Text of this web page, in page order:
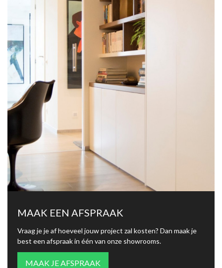
MAAK EEN AFSPRAAK
Vraag je je af hoeveel jouw project zal kosten? Dan maak je
best een afspraak in één van onze showrooms.
MAAK JE AFSPRAAK